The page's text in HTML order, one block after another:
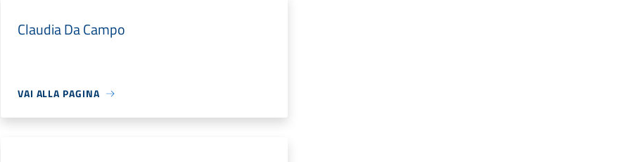
Claudia Da Campo
VAI ALLA PAGINA